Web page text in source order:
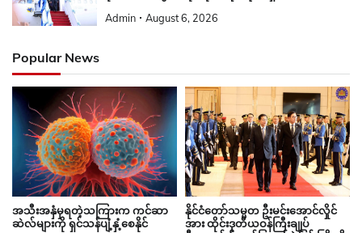
Admin August 6, 2026
Popular News
အသီးအနှံမှရတဲ့သကြားက ကင်ဆာ
ဆဲလ်များကို ရှင်သန်ပျံ့နှံ့စေနိုင်
နိုင်ငံတော်သမ္မတ ဦးမင်းအောင်လှိုင်
အား ထိုင်းဒုတိယဝန်ကြီးချုပ်